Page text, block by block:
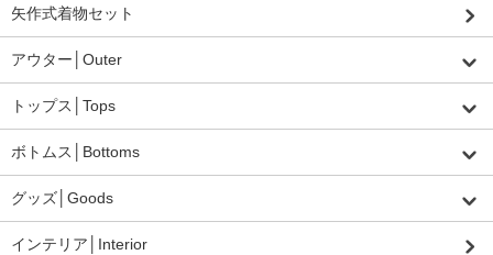
矢作式着物セット
アウター│Outer
トップス│Tops
ボトムス│Bottoms
グッズ│Goods
インテリア│Interior